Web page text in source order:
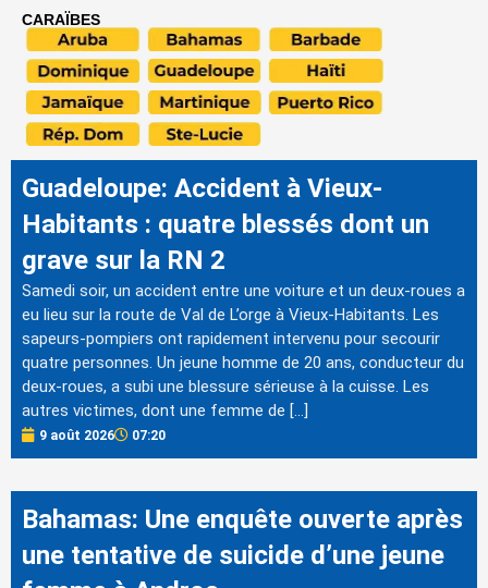
CARAÏBES
Guadeloupe: Accident à Vieux-
Habitants : quatre blessés dont un
grave sur la RN 2
Samedi soir, un accident entre une voiture et un deux-roues a
eu lieu sur la route de Val de L’orge à Vieux-Habitants. Les
sapeurs-pompiers ont rapidement intervenu pour secourir
quatre personnes. Un jeune homme de 20 ans, conducteur du
deux-roues, a subi une blessure sérieuse à la cuisse. Les
autres victimes, dont une femme de […]
9 août 2026 07:20
Bahamas: Une enquête ouverte après
une tentative de suicide d’une jeune